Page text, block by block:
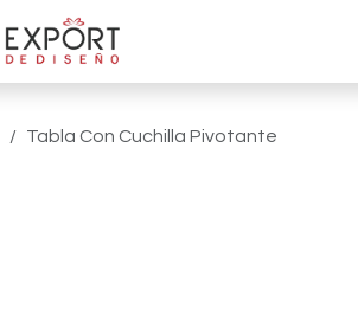
Tabla Con Cuchilla Pivotante